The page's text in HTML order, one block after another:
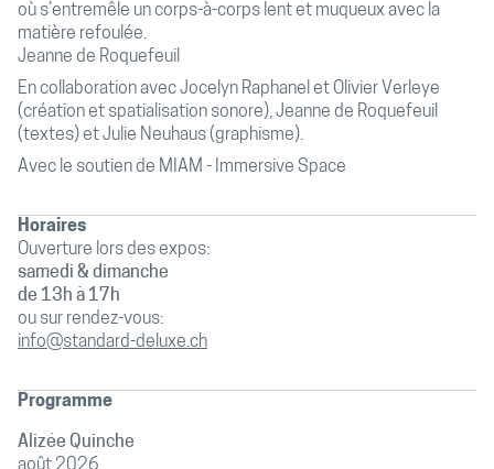
où s’entremêle un corps-à-corps lent et muqueux avec la
matière refoulée.
Jeanne de Roquefeuil
En collaboration avec Jocelyn Raphanel et Olivier Verleye
(création et spatialisation sonore), Jeanne de Roquefeuil
(textes) et Julie Neuhaus (graphisme).
Avec le soutien de MIAM - Immersive Space
Horaires
Ouverture lors des expos:
samedi & dimanche
de 13h à 17h
ou sur rendez-vous:
info@standard-deluxe.ch
Programme
Alizée Quinche